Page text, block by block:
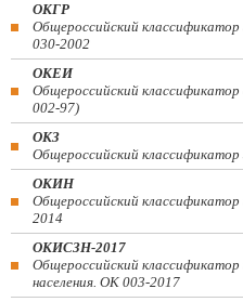
ОКГР
Общероссийский классификатор
030-2002
ОКЕИ
Общероссийский
002-97)
ОКЗ
Общероссийский
ОКИН
Общероссийский
2014
ОКИСЗН-2017
Общероссийский
населения. ОК 003-2017